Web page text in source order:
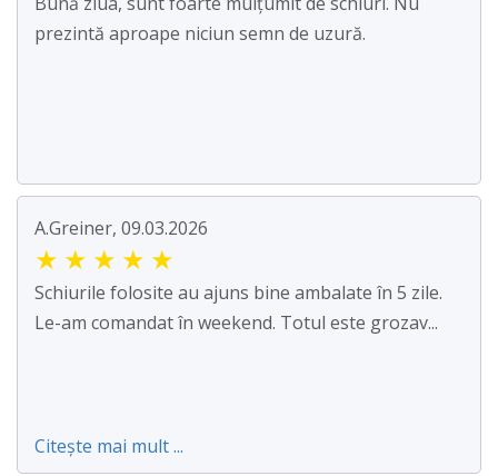
prezintă aproape niciun semn de uzură.
A.Greiner, 09.03.2026
★ ★ ★ ★ ★
Schiurile folosite au ajuns bine ambalate în 5 zile.
Le-am comandat în weekend. Totul este grozav...
Citește mai mult ...